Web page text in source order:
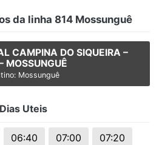
da linha 814 Mossunguê
CAMPINA DO SIQUEIRA –
MOSSUNGUÊ
Mossunguê
Dias Uteis
06:40 07:00
07:20